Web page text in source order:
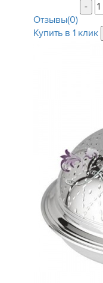
-
Отзывы(0)
Купить в 1 клик